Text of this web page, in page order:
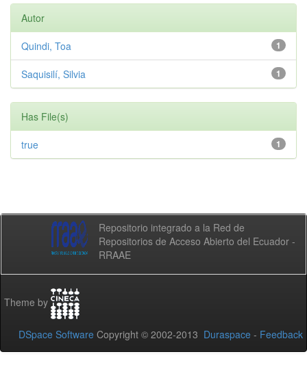
Autor
1
Quindi, Toa
1
Saquisilí, Silvia
Has File(s)
1
true
Repositorio integrado a la Red de
Repositorios de Acceso Abierto del Ecuador -
RRAAE
Theme by
DSpace Software Copyright © 2002-2013 Duraspace - Feedback